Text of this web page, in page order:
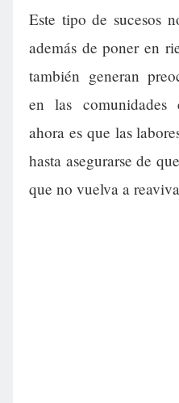
Este tipo de sucesos
además de poner en
también generan
en las comunidades
ahora es que las
hasta asegurarse de
que no vuelva a